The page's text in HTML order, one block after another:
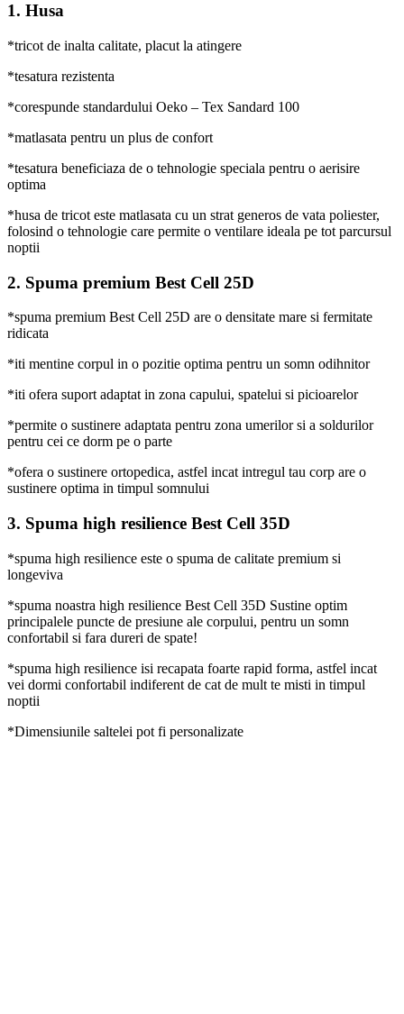
1. Husa
*tricot de inalta calitate, placut la atingere
*tesatura rezistenta
*corespunde standardului Oeko – Tex Sandard 100
*matlasata pentru un plus de confort
*tesatura beneficiaza de o tehnologie speciala pentru o aerisire
optima
*husa de tricot este matlasata cu un strat generos de vata poliester,
folosind o tehnologie care permite o ventilare ideala pe tot parcursul
noptii
2. Spuma premium Best Cell 25D
*spuma premium Best Cell 25D are o densitate mare si fermitate
ridicata
*iti mentine corpul in o pozitie optima pentru un somn odihnitor
*iti ofera suport adaptat in zona capului, spatelui si picioarelor
*permite o sustinere adaptata pentru zona umerilor si a soldurilor
pentru cei ce dorm pe o parte
*ofera o sustinere ortopedica, astfel incat intregul tau corp are o
sustinere optima in timpul somnului
3. Spuma high resilience Best Cell 35D
*spuma high resilience este o spuma de calitate premium si
longeviva
*spuma noastra high resilience Best Cell 35D Sustine optim
principalele puncte de presiune ale corpului, pentru un somn
confortabil si fara dureri de spate!
*spuma high resilience isi recapata foarte rapid forma, astfel incat
vei dormi confortabil indiferent de cat de mult te misti in timpul
noptii
*Dimensiunile saltelei pot fi personalizate